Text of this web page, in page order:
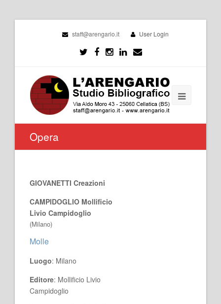
staff@arengario.it User Login
Opera
GIOVANETTI Creazioni
CAMPIDOGLIO Mollificio
Livio Campidoglio
(Milano)
Molle
Luogo: Milano
Editore: Mollificio Livio
Campidoglio